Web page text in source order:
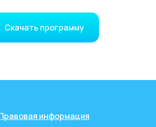
Скачать программу
информация